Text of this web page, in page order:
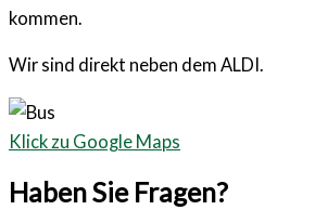
kommen.
Wir sind direkt neben dem ALDI.
Klick zu Google Maps
Haben Sie Fragen?